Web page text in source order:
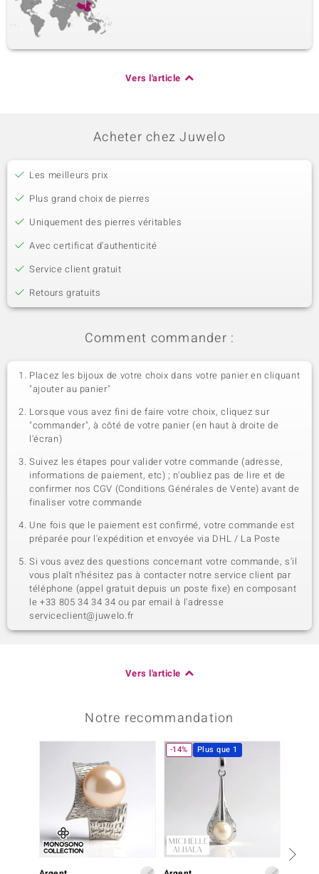
Vers l'article
Acheter chez Juwelo
Les meilleurs prix
Plus grand choix de pierres
Uniquement des pierres véritables
Avec certificat d’authenticité
Service client gratuit
Retours gratuits
Comment commander :
Placez les bijoux de votre choix dans votre panier en cliquant
"ajouter au panier"
Lorsque vous avez fini de faire votre choix, cliquez sur
"commander", à côté de votre panier (en haut à droite de
l'écran)
Suivez les étapes pour valider votre commande (adresse,
informations de paiement, etc) ; n'oubliez pas de lire et de
confirmer nos CGV (Conditions Générales de Vente) avant de
finaliser votre commande
Une fois que le paiement est confirmé, votre commande est
préparée pour l'expédition et envoyée via DHL / La Poste
Si vous avez des questions concernant votre commande, s'il
vous plaît n'hésitez pas à contacter notre service client par
téléphone (appel gratuit depuis un poste fixe) en composant
le +33 805 34 34 34 ou par email à l'adresse
serviceclient@juwelo.fr
Vers l'article
Notre recommandation
-14% Plus que 1